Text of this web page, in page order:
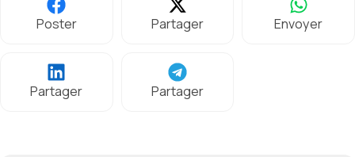
Poster Partager Envoyer
Partager Partager